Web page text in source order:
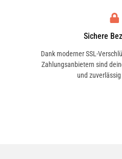
Sichere
Dank moderner SSL-
Zahlungsanbietern sind
und